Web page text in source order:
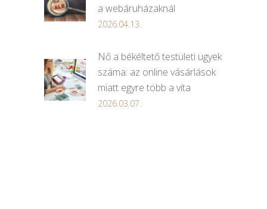
a webáruházaknál
2026.04.13.
Nő a békéltető testületi ügyek
száma: az online vásárlások
miatt egyre több a vita
2026.03.07.